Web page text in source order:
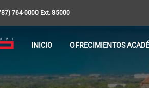
764-0000 Ext. 85000
INICIO OFRECIMIENTOS